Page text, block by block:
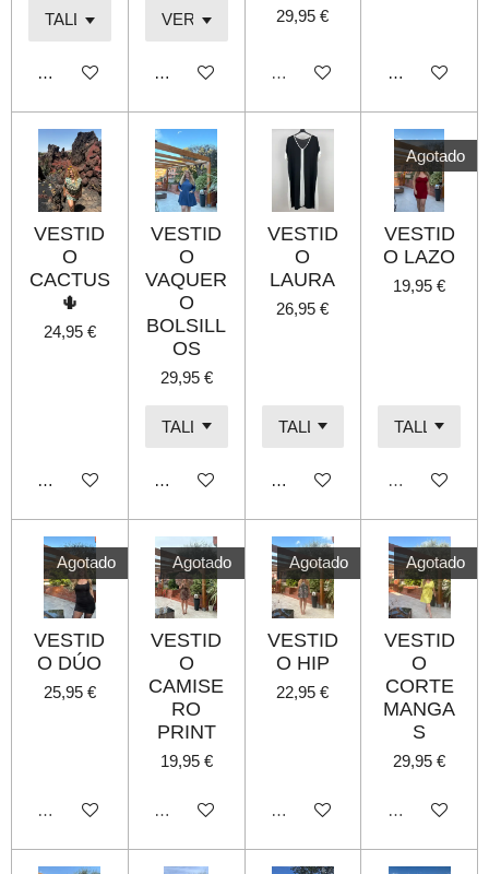
Añadir al carrito Añadir al carrito
29,95 €
Agotado Añadir al
VESTID
O
CACTUS
🌵
24,95 €
Añadir al carrito
VESTID
O
VAQUER
O
BOLSILL
OS
29,95 €
Añadir al carrito
VESTID
O
LAURA
26,95 €
Añadir al carrito
Agotado
VESTID
O LAZO
19,95 €
Agotado
Agotado
VESTID
O DÚO
25,95 €
Agotado
Agotado
VESTID
O
CAMISE
RO
PRINT
19,95 €
Agotado
Agotado
VESTID
O HIP
22,95 €
Agotado
Agotado
VESTID
O
CORTE
MANGA
S
29,95 €
Agotado